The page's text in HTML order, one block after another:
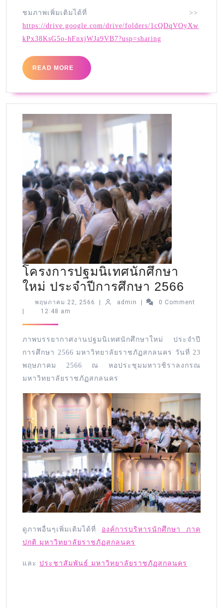
ชมภาพเพิ่มเติมได้ที่ >>
https://drive.google.com/drive/folders/1cQDqVOyXw
kPx38KsG5o-hFnxjWJa9VB7?usp=sharing
READ MORE
โครงการปฐมนิเทศนักศึกษา
ใหม่ ประจำปีการศึกษา 2566
พฤษภาคม 22, 2566 admin
0 Comment
12:48 am
ภาพบรรยากาศงานปฐมนิเทศนักศึกษาใหม่ ประจำปี
การศึกษา 2566 มหาวิทยาลัยราชภัฏสกลนคร วันที่ 23
พฤษภาคม 2566 ณ หอประชุมมหาวชิราลงกรณ
มหาวิทยาลัยราชภัฏสกลนคร
ดูภาพอื่นๆเพิ่มเติมได้ที่ องค์การบริหารนักศึกษา ภาค
ปกติ มหาวิทยาลัยราชภัฏสกลนคร
และ ประชาสัมพันธ์ มหาวิทยาลัยราชภัฏสกลนคร